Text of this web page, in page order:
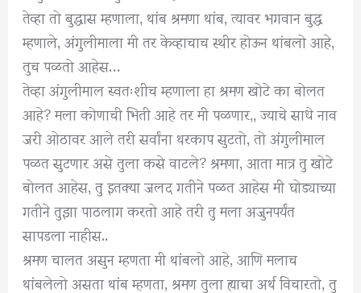
तेव्हा तो बुद्धास म्हणाला, थांब श्रमणा थांब, त्यावर भगवान बुद्ध
म्हणाले, अंगुलीमाला मी तर केव्हाचाच स्थीर होऊन थांबलो आहे,
तुच पळतो आहेस…
तेव्हा अंगुलीमाल स्वतःशीच म्हणाला हा श्रमण खोटे का बोलत
आहे? मला कोणाची भिती आहे तर मी पळणार,, ज्याचे साधे नाव
जरी ओठावर आले तरी सर्वांना थरकाप सुटतो, तो अंगुलीमाल
पळत सुटणार असे तुला कसे वाटले? श्रमणा, आता मात्र तु खोटे
बोलत आहेस, तु इतक्या जलद गतीने पळत आहेस मी घोड्याच्या
गतीने तुझा पाठलाग करतो आहे तरी तु मला अजुनपर्यंत
सापडला नाहीस..
श्रमण चालत असुन म्हणता मी थांबलो आहे, आणि मलाच
थांबलेलो असता थांब म्हणता, श्रमण तुला ह्याचा अर्थ विचारतो, तु